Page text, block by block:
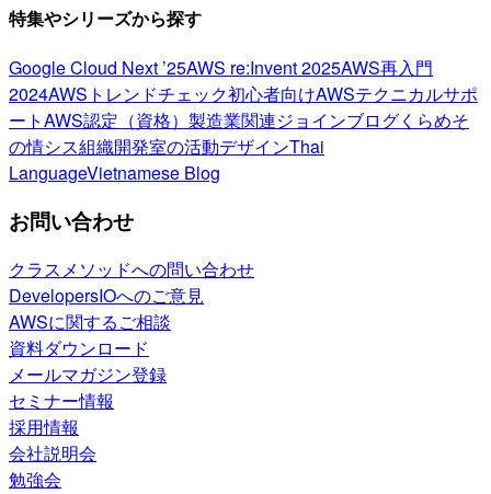
特集やシリーズから探す
Google Cloud Next ’25AWS re:Invent 2025AWS再入門
2024AWSトレンドチェック初心者向けAWSテクニカルサポ
ートAWS認定（資格） 製造業関連ジョインブログくらめそ
の情シス組織開発室の活動デザインThai
LanguageVietnamese Blog
お問い合わせ
クラスメソッドへの問い合わせ
DevelopersIOへのご意見
AWSに関するご相談
資料ダウンロード
メールマガジン登録
セミナー情報
採用情報
会社説明会
勉強会